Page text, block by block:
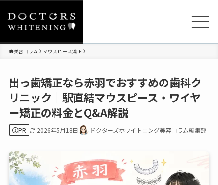
美容コラム マウスピース矯正
出っ歯矯正なら赤羽でおすすめの歯科ク
リニック｜駅直結マウスピース・ワイヤ
ー矯正の料金とQ&A解説
PR 2026年5月18日 ドクターズホワイトニング美容コラム編集部